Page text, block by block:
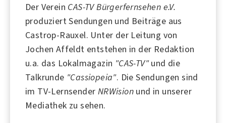
Der Verein CAS-TV Bürgerfernsehen e.V.
produziert Sendungen und Beiträge aus
Castrop-Rauxel. Unter der Leitung von
Jochen Affeldt entstehen in der Redaktion
u.a. das Lokalmagazin "CAS-TV"und die
Talkrunde "Cassiopeia". Die Sendungen sind
im TV-Lernsender NRWision und in unserer
Mediathek zu sehen.